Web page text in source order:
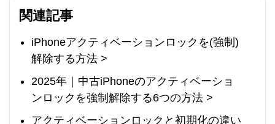
関連記事
iPhoneアクティベーションロックを(強制)
解除する方法 >
2025年｜中古iPhoneのアクティベーショ
ンロックを強制解除する6つの方法 >
アクティベーションロックと初期化の違い